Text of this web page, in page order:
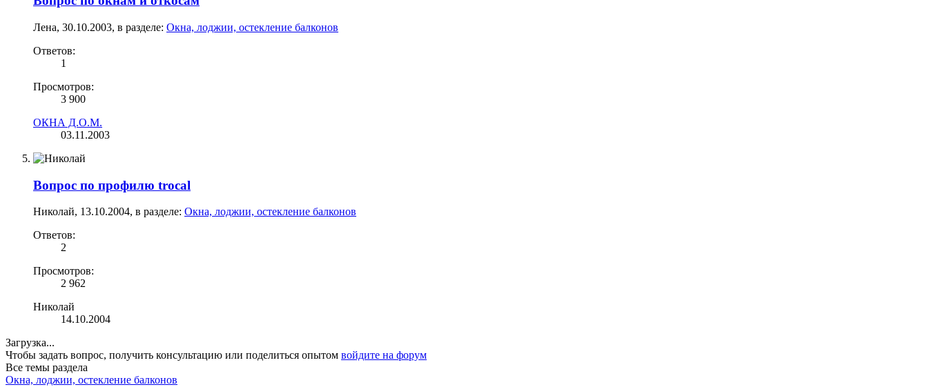
Лена, 30.10.2003, в разделе: Окна, лоджии, остекление балконов
Ответов:
1
Просмотров:
3 900
ОКНА Д.О.М.
03.11.2003
Вопрос по профилю trocal
Николай, 13.10.2004, в разделе: Окна, лоджии, остекление балконов
Ответов:
2
Просмотров:
2 962
Николай
14.10.2004
Загрузка...
Чтобы задать вопрос, получить консультацию или поделиться опытом войдите на форум
Все темы раздела
Окна, лоджии, остекление балконов